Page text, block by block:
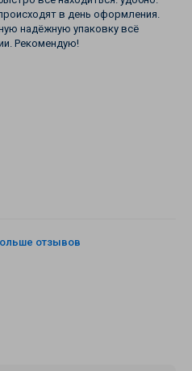
в день оформления.
надёжную упаковку всё
Рекомендую!
отзывов